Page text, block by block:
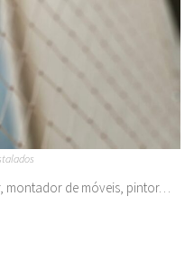
montador de móveis, pintor…